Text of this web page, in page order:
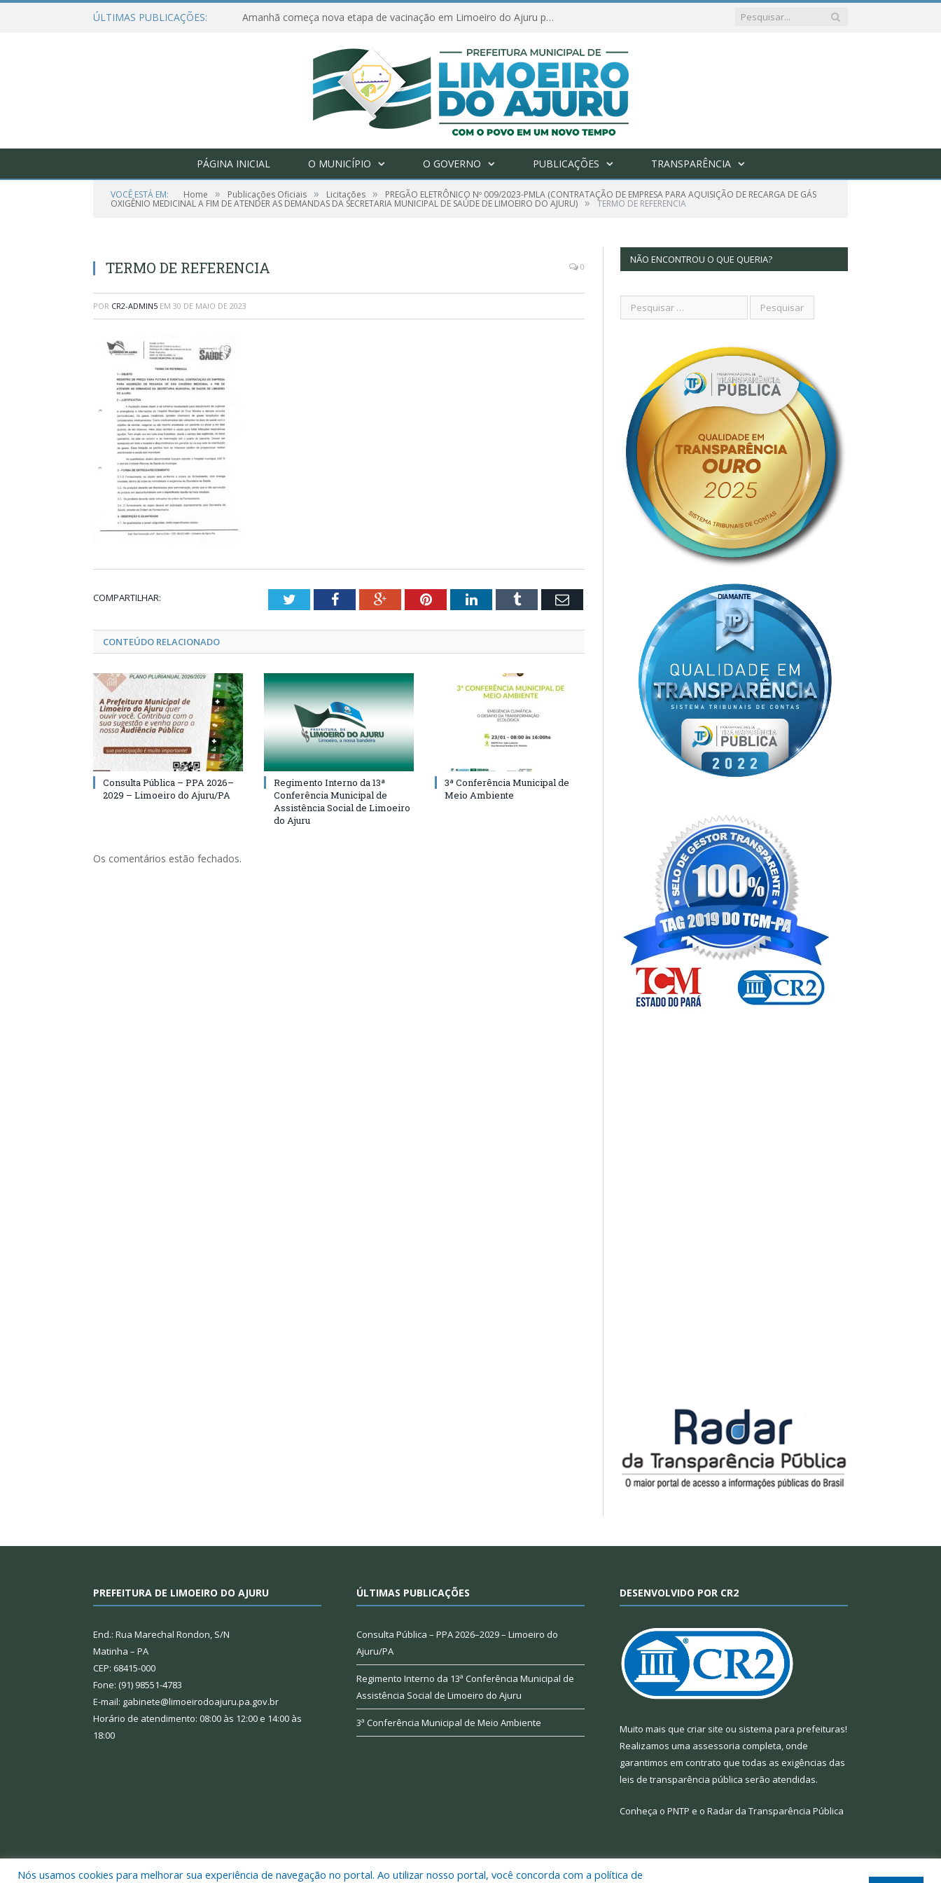
ÚLTIMAS PUBLICAÇÕES: Amanhã começa nova etapa de vacinação em Limoeiro do Ajuru para idosos com 65 ou mais
PÁGINA INICIAL O MUNICÍPIO O GOVERNO PUBLICAÇÕES TRANSPARÊNCIA
VOCÊ ESTÁ EM: Home » Publicações Oficiais » Licitações » PREGÃO ELETRÔNICO Nº 009/2023-PMLA (CONTRATAÇÃO DE EMPRESA PARA AQUISIÇÃO DE RECARGA DE GÁS
OXIGÊNIO MEDICINAL A FIM DE ATENDER AS DEMANDAS DA SECRETARIA MUNICIPAL DE SAÚDE DE LIMOEIRO DO AJURU) » TERMO DE REFERENCIA
TERMO DE REFERENCIA 0
POR CR2-ADMIN5 EM 30 DE MAIO DE 2023
COMPARTILHAR: TwitterFacebookGoogle+PinterestLinkedInTumblr Email
CONTEÚDO RELACIONADO
Consulta Pública – PPA 2026–
2029 – Limoeiro do Ajuru/PA
Regimento Interno da 13ª
Conferência Municipal de
Assistência Social de Limoeiro
do Ajuru
3ª Conferência Municipal de
Meio Ambiente
Os comentários estão fechados.
NÃO ENCONTROU O QUE QUERIA?
PREFEITURA DE LIMOEIRO DO AJURU
End.: Rua Marechal Rondon, S/N
Matinha – PA
CEP: 68415-000
Fone: (91) 98551-4783
E-mail: gabinete@limoeirodoajuru.pa.gov.br
Horário de atendimento: 08:00 às 12:00 e 14:00 às
18:00
ÚLTIMAS PUBLICAÇÕES
Consulta Pública – PPA 2026–2029 – Limoeiro do
Ajuru/PA
Regimento Interno da 13ª Conferência Municipal de
Assistência Social de Limoeiro do Ajuru
3ª Conferência Municipal de Meio Ambiente
DESENVOLVIDO POR CR2
Muito mais que criar site ou sistema para prefeituras!
Realizamos uma assessoria completa, onde
garantimos em contrato que todas as exigências das
leis de transparência pública serão atendidas.
Conheça o PNTP e o Radar da Transparência Pública
Nós usamos cookies para melhorar sua experiência de navegação no portal. Ao utilizar nosso portal, você concorda com a política de